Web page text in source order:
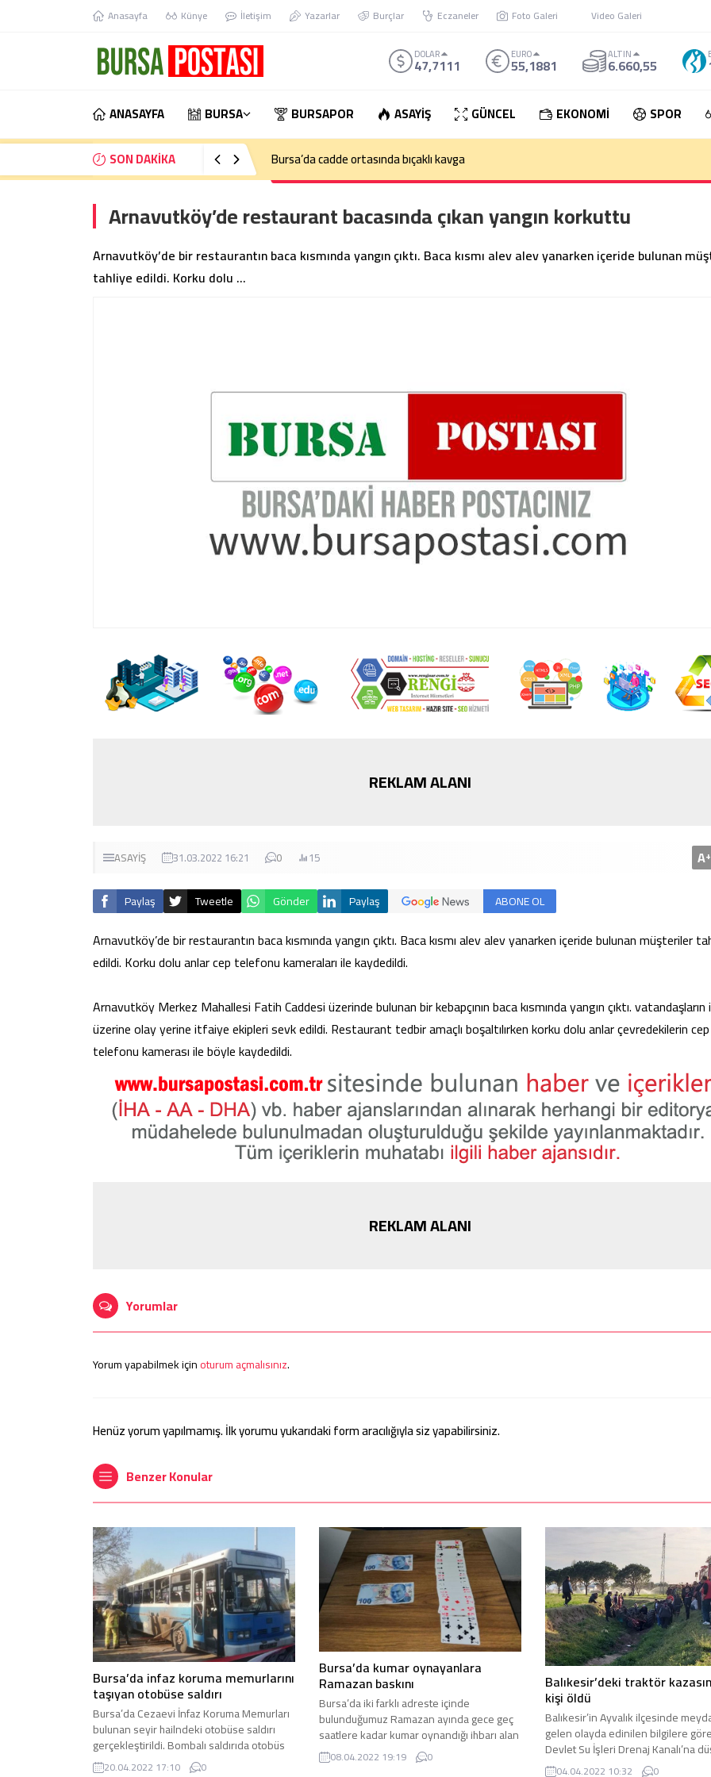
Anasayfa Künye İletişim Yazarlar Burçlar Eczaneler Foto Galeri Video Galeri
DOLAR
47,7111 EURO
55,1881 ALTIN
6.660,55
ANASAYFA BURSA BURSAPOR ASAYİŞ GÜNCEL EKONOMİ SPOR
SON DAKİKA
Bursa’da cadde ortasında bıçaklı kavga
Arnavutköy’de restaurant bacasında çıkan yangın korkuttu
Arnavutköy’de bir restaurantın baca kısmında yangın çıktı. Baca kısmı alev alev yanarken içeride bulunan
tahliye edildi. Korku dolu …
REKLAM ALANI
ASAYİŞ 31.03.2022 16:21 0 15 A+
Paylaş Tweetle Gönder Paylaş ABONE OL
Arnavutköy’de bir restaurantın baca kısmında yangın çıktı. Baca kısmı alev alev yanarken içeride bulunan müşteriler
edildi. Korku dolu anlar cep telefonu kameraları ile kaydedildi.
Arnavutköy Merkez Mahallesi Fatih Caddesi üzerinde bulunan bir kebapçının baca kısmında yangın çıktı. vatandaşların
üzerine olay yerine itfaiye ekipleri sevk edildi. Restaurant tedbir amaçlı boşaltılırken korku dolu anlar çevredekilerin cep
telefonu kamerası ile böyle kaydedildi.
REKLAM ALANI
Yorumlar
Yorum yapabilmek içinoturum açmalısınız.
Henüz yorum yapılmamış. İlk yorumu yukarıdaki form aracılığıyla siz yapabilirsiniz.
Benzer Konular
Bursa’da infaz koruma memurlarını
taşıyan otobüse saldırı
Bursa’da Cezaevi İnfaz Koruma Memurları
bulunan seyir hailndeki otobüse saldırı
gerçekleştirildi. Bombalı saldırıda otobüs
yanarken 1 kişi öldü 4 kişi de yaralandı.
20.04.2022 17:10 0
Bursa’da kumar oynayanlara
Ramazan baskını
Bursa’da iki farklı adreste içinde
bulunduğumuz Ramazan ayında gece geç
saatlere kadar kumar oynandığı ihbarı alan
polis ekipleri adreslere baskın düzenledi.
Bursa’nın merkez Osmangazi ilçesine
08.04.2022 19:19 0
Balıkesir’deki traktör
kişi öldü
Balıkesir’in Ayvalık ilçesinde
gelen olayda edinilen bilgilere
Devlet Su İşleri Drenaj Kanalı’na
traktörün altında kalan sürücü olay
04.04.2022 10:32 0